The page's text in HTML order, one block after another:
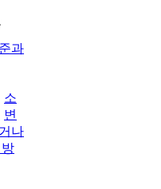
과
소
변
나